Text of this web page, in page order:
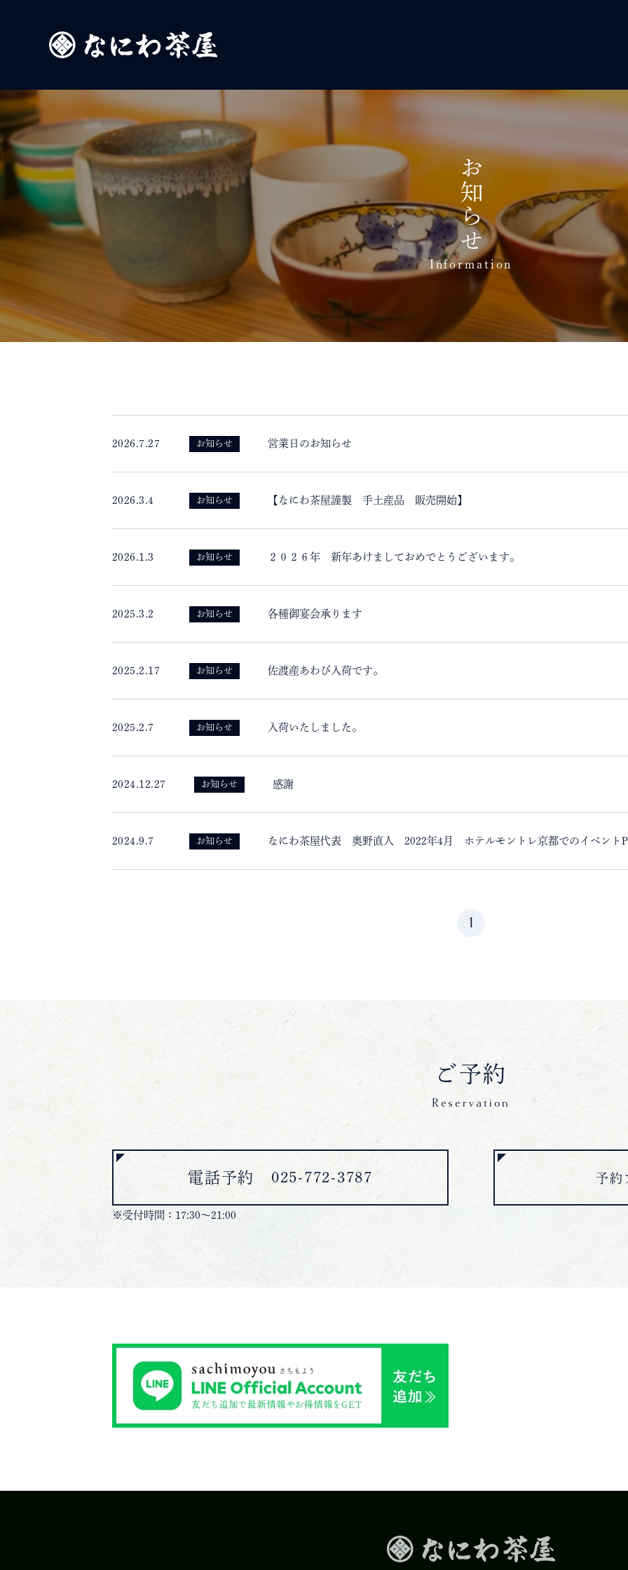
お知らせ
Information
2026.7.27 お知らせ 営業日のお知らせ
2026.3.4 お知らせ 【なにわ茶屋謹製 手土産品 販売開始】
2026.1.3 お知らせ ２０２６年 新年あけましておめでとうございます。
2025.3.2 お知らせ 各種御宴会承ります
2025.2.17 お知らせ 佐渡産あわび入荷です。
2025.2.7 お知らせ 入荷いたしました。
2024.12.27 お知らせ 感謝
2024.9.7 お知らせ なにわ茶屋代表 奥野直人 2022年4月 ホテルモントレ京都でのイベント
1
ご予約
Reservation
電話予約 025-772-3787
※受付時間：17:30～21:00
予約